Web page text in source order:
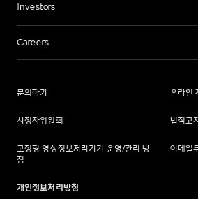
Investors
Careers
문의하기 온라인
시청자위원회 법적고
고정형 영상정보처리기기 운영/관리 방
침
이메일
개인정보처리방침